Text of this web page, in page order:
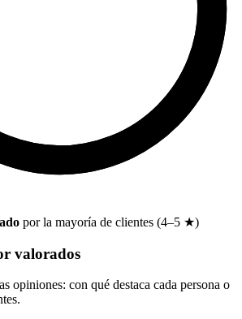
por la mayoría de clientes (4–5 ★)
valorados
opiniones: con qué destaca cada persona o